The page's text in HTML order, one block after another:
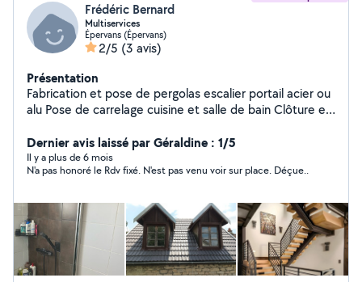
Frédéric Bernard
Multiservices
Épervans (Épervans)
2/5 (3 avis)
Présentation
Fabrication et pose de pergolas escalier portail acier ou
alu Pose de carrelage cuisine et salle de bain Clôture et
Plomberie et maçonnerie
Dernier avis laissé par Géraldine : 1/5
Il y a plus de 6 mois
N'a pas honoré le Rdv fixé. N'est pas venu voir sur place. Déçue..